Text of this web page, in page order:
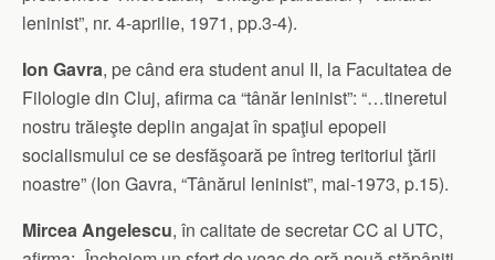
leninist”, nr. 4-aprilie, 1971, pp.3-4).
Ion Gavra, pe când era student anul II, la Facultatea de
Filologie din Cluj, afirma ca “tânăr leninist”: “…tineretul
nostru trăieşte deplin angajat în spaţiul epopeii
socialismului ce se desfăşoară pe întreg teritoriul ţării
noastre” (Ion Gavra, “Tânărul leninist”, mai-1973, p.15).
Mircea Angelescu, în calitate de secretar CC al UTC,